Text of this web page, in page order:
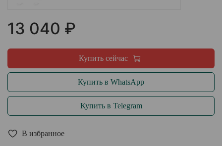
В избранное
13 040 ₽
Купить сейчас
Купить в WhatsApp
Купить в Telegram